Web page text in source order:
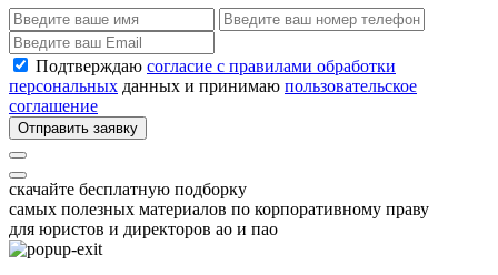
Подтверждаю согласие с правилами обработки
персональных данных и принимаю пользовательское
соглашение
Отправить заявку
скачайте бесплатную подборку
самых полезных материалов по корпоративному праву
для юристов и директоров ао и пао